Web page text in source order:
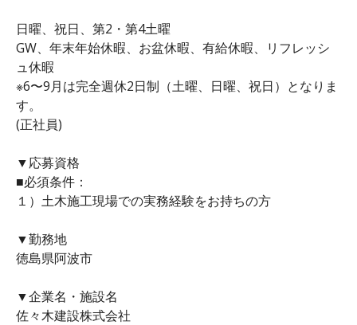
日曜、祝日、第2・第4土曜
GW、年末年始休暇、お盆休暇、有給休暇、リフレッシ
ュ休暇
※6〜9月は完全週休2日制（土曜、日曜、祝日）となりま
す。
(正社員)
▼応募資格
■必須条件：
１）土木施工現場での実務経験をお持ちの方
▼勤務地
徳島県阿波市
▼企業名・施設名
佐々木建設株式会社